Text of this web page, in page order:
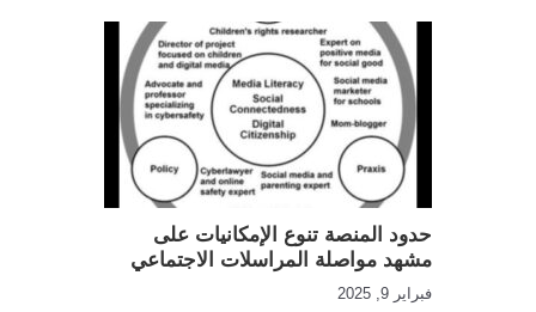
حدود المنصة تنوع الإمكانيات على
مشهد مواصلة المراسلات الاجتماعي
فبراير 9, 2025